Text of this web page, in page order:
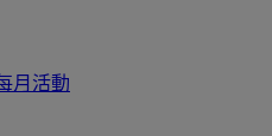
月活動